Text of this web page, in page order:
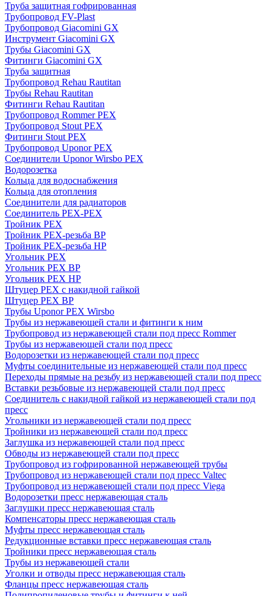
Труба защитная гофрированная
Трубопровод FV-Plast
Трубопровод Giacomini GX
Инструмент Giacomini GX
Трубы Giacomini GX
Фитинги Giacomini GX
Труба защитная
Трубопровод Rehau Rautitan
Трубы Rehau Rautitan
Фитинги Rehau Rautitan
Трубопровод Rommer PEX
Трубопровод Stout PEX
Фитинги Stout PEX
Трубопровод Uponor PEX
Соединители Uponor Wirsbo PEX
Водорозетка
Кольца для водоснабжения
Кольца для отопления
Соединители для радиаторов
Соединитель PEX-PEX
Тройник PEX
Тройник PEX-резьба ВР
Тройник PEX-резьба НР
Угольник PEX
Угольник PEX ВР
Угольник PEX НР
Штуцер PEX c накидной гайкой
Штуцер PEX ВР
Трубы Uponor PEX Wirsbo
Трубы из нержавеющей стали и фитинги к ним
Трубопровод из нержавеющей стали под пресс Rommer
Трубы из нержавеющей стали под пресс
Водорозетки из нержавеющей стали под пресс
Муфты соединительные из нержавеющей стали под пресс
Переходы прямые на резьбу из нержавеющей стали под пресс
Вставки резьбовые из нержавеющей стали под пресс
Соединитель с накидной гайкой из нержавеющей стали под
пресс
Угольники из нержавеющей стали под пресс
Тройники из нержавеющей стали под пресс
Заглушка из нержавеющей стали под пресс
Обводы из нержавеющей стали под пресс
Трубопровод из гофрированной нержавеющей трубы
Трубопровод из нержавеющей стали под пресс Valtec
Трубопровод из нержавеющей стали под пресс Viega
Водорозетки пресс нержавеющая сталь
Заглушки пресс нержавеющая сталь
Компенсаторы пресс нержавеющая сталь
Муфты пресс нержавеющая сталь
Редукционные вставки пресс нержавеющая сталь
Тройники пресс нержавеющая сталь
Трубы из нержавеющей стали
Уголки и отводы пресс нержавеющая сталь
Фланцы пресс нержавеющая сталь